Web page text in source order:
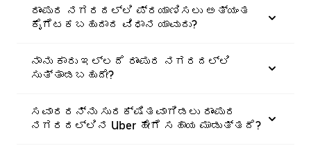
ರಾಂಪುರ ನಗರದಲ್ಲಿ ಪ್ರಯಾಣಿಸಲು ಅತ್ಯಂತ
ಕೈಗೆಟಕಬಹುದಾದ ವಿಧಾನ ಯಾವುದು?
ನಾನು ಕಾರು ಇಲ್ಲದೆ ರಾಂಪುರ ನಗರದಲ್ಲಿ
ಸುತ್ತಾಡಬಹುದೇ?
ಸವಾರರನ್ನು ಸುರಕ್ಷಿತವಾಗಿಡಲು ರಾಂಪುರ
ನಗರದಲ್ಲಿನ Uber ಹೇಗೆ ಸಹಾಯ ಮಾಡುತ್ತದೆ?